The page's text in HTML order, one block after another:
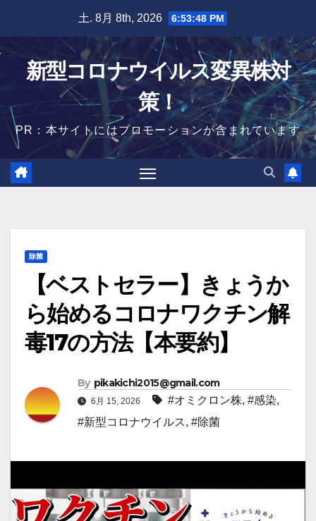
content
土. 8月 8th, 2026 6:53:49 PM
新型コロナウイルス変異株対
策！
PR：本サイトにはプロモーションが含まれています
除菌
【ベストセラー】きょうか
ら始めるコロナワクチン解
毒17の方法【本要約】
By pikakichi2015@gmail.com
6月 15, 2026 #オミクロン株, #感染,
#新型コロナウイルス, #除菌